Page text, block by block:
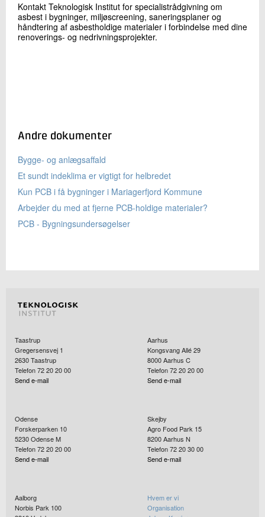
Kontakt Teknologisk Institut for specialistrådgivning om
asbest i bygninger, miljøscreening, saneringsplaner og
håndtering af asbestholdige materialer i forbindelse med dine
renoverings- og nedrivningsprojekter.
Andre dokumenter
Bygge- og anlægsaffald
Et sundt indeklima er vigtigt for helbredet
Kun PCB i få bygninger i Mariagerfjord Kommune
Arbejder du med at fjerne PCB-holdige materialer?
PCB - Bygningsundersøgelser
Taastrup
Gregersensvej 1
2630Taastrup
Telefon 72 20 20 00
Send e-mail
Aarhus
Kongsvang Allé 29
8000Aarhus C
Telefon 72 20 20 00
Send e-mail
Odense
Forskerparken 10
5230Odense M
Telefon 72 20 20 00
Send e-mail
Skejby
Agro Food Park 15
8200Aarhus N
Telefon 72 20 30 00
Send e-mail
Aalborg
Norbis Park 100
Hvem er vi
Organisation